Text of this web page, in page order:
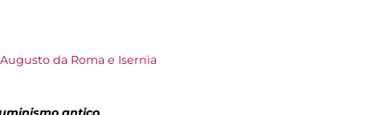
da Roma e Isernia